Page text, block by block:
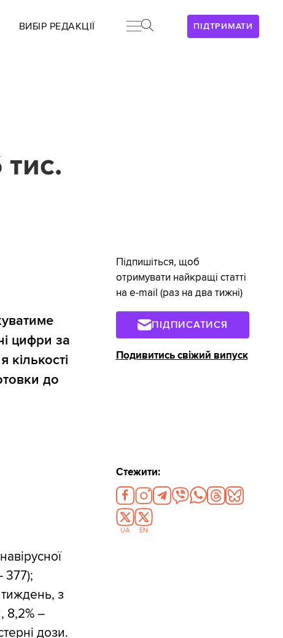
ПІДТРИМАТИ
ВИБІР РЕДАКЦІЇ
цифри за
до
377);
з
8,2% –
дози.
Підпишіться, щоб
отримувати найкращі статті
на e-mail (раз на два тижні)
ПІДПИСАТИСЯ
Подивитись свіжий випуск
Стежити:
UA EN